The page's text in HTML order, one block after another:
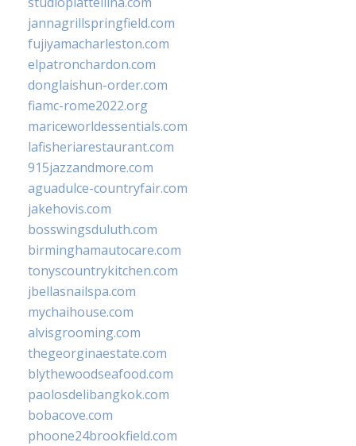
jannagrillspringfield.com
fujiyamacharleston.com
elpatronchardon.com
donglaishun-order.com
fiamc-rome2022.org
mariceworldessentials.com
lafisheriarestaurant.com
915jazzandmore.com
aguadulce-countryfair.com
jakehovis.com
bosswingsduluth.com
birminghamautocare.com
tonyscountrykitchen.com
jbellasnailspa.com
mychaihouse.com
alvisgrooming.com
thegeorginaestate.com
blythewoodseafood.com
paolosdelibangkok.com
bobacove.com
phoone24brookfield.com